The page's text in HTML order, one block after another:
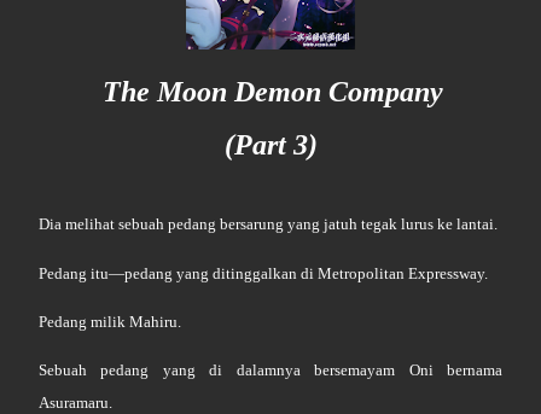
The Moon Demon Company
(Part 3)
Dia melihat sebuah pedang bersarung yang jatuh tegak lurus ke lantai.
Pedang itu—pedang yang ditinggalkan di Metropolitan Expressway.
Pedang milik Mahiru.
Sebuah pedang yang di dalamnya bersemayam Oni bernama
Asuramaru.